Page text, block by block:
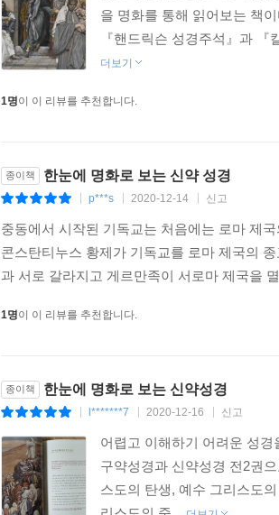
을 명화를 통해 읽어보는 책
『핸드릭슨 성경주석』과
더보기
1명이 이 리뷰를 추천합니다.
종이책 한눈에 명화로 보는 신약 성경
p***s 2020-12-14 신고
중동에서 시작된 기독교는 처음에는 로마 제
콘스탄티누스 황제가 기독교를 로마 제국의
과 서로 갈라지고 게르만족이 서로마 제국을
1명이 이 리뷰를 추천합니다.
종이책 한눈에 명화로 보는 신약성경
l*******7 2020-12-16 신고
어렵고 이해하기 어려운 성
구약성경과 신약성경 전2권
스도의 탄생, 예수 그리스도